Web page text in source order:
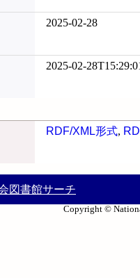
2025-02-28
2025-02-
RDF/XML形式,
図書館サーチ
Copyright ©